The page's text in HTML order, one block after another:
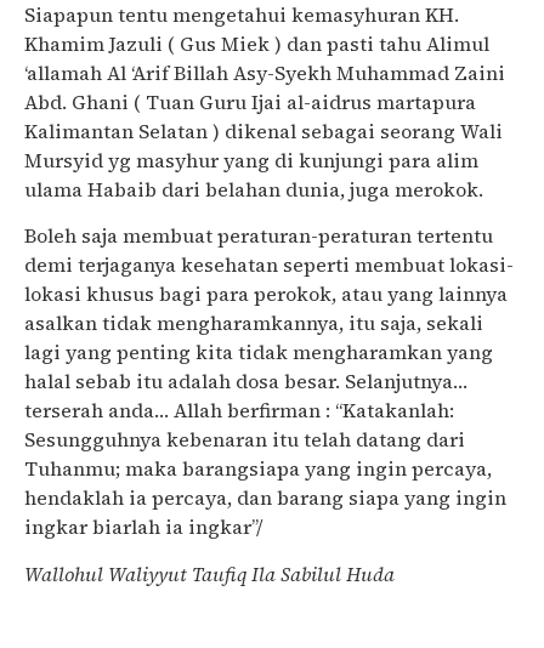
Siapapun tentu mengetahui kemasyhuran KH.
Khamim Jazuli ( Gus Miek ) dan pasti tahu Alimul
‘allamah Al ‘Arif Billah Asy-Syekh Muhammad Zaini
Abd. Ghani ( Tuan Guru Ijai al-aidrus martapura
Kalimantan Selatan ) dikenal sebagai seorang Wali
Mursyid yg masyhur yang di kunjungi para alim
ulama Habaib dari belahan dunia, juga merokok.
Boleh saja membuat peraturan-peraturan tertentu
demi terjaganya kesehatan seperti membuat lokasi-
lokasi khusus bagi para perokok, atau yang lainnya
asalkan tidak mengharamkannya, itu saja, sekali
lagi yang penting kita tidak mengharamkan yang
halal sebab itu adalah dosa besar. Selanjutnya…
terserah anda… Allah berfirman : “Katakanlah:
Sesungguhnya kebenaran itu telah datang dari
Tuhanmu; maka barangsiapa yang ingin percaya,
hendaklah ia percaya, dan barang siapa yang ingin
ingkar biarlah ia ingkar”/
Wallohul Waliyyut Taufiq Ila Sabilul Huda‎